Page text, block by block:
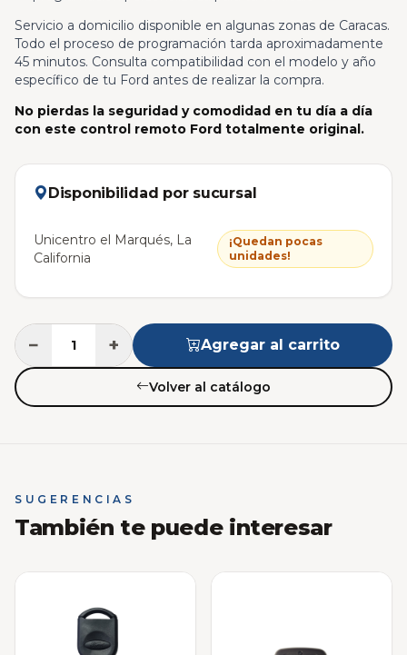
Servicio a domicilio disponible en algunas zonas de Caracas.
Todo el proceso de programación tarda aproximadamente
45 minutos. Consulta compatibilidad con el modelo y año
específico de tu Ford antes de realizar la compra.
No pierdas la seguridad y comodidad en tu día a día
con este control remoto Ford totalmente original.
Disponibilidad por sucursal
Unicentro el Marqués, La
California
¡Quedan pocas
unidades!
− + Agregar al carrito
Volver al catálogo
SUGERENCIAS
También te puede interesar